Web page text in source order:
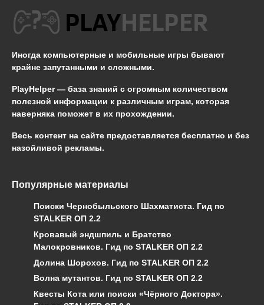
Иногда компьютерные и мобильные игры бывают
крайне запутанными и сложными.
PlayHelper — база знаний с огромным количеством
полезной информации к различным играм, которая
наверняка поможет в их прохождении.
Весь контент на сайте предоставляется бесплатно и без
назойливой рекламы.
Популярные материалы
Поиски Чернобыльского Шахматиста. Гид по
STALKER ОП 2.2
Кровавый эндшпиль и Братство
Малокровников. Гид по STALKER ОП 2.2
Долина Шорохов. Гид по STALKER ОП 2.2
Волна мутантов. Гид по STALKER ОП 2.2
Квесты Кота или поиски «Чёрного Доктора».